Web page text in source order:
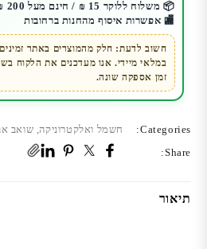
רובוטי
Roidmi
Eva
2023
📦 משלוח ללוקר 15 ₪ / חינם מעל 200 ₪
🏬 אפשרות איסוף מהחנות ברחובות
חשוב לדעת: חלק מהמוצרים באתר זמינים
במלאי מיידי. אנו מעדכנים את הלקוח
זמן אספקה שונה.
Categories: חשמל ואלקטרוניקה, שואב
Share:
תיאור